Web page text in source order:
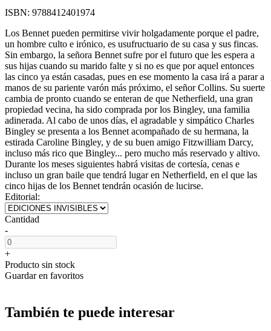
ISBN: 9788412401974
Los Bennet pueden permitirse vivir holgadamente porque el padre,
un hombre culto e irónico, es usufructuario de su casa y sus fincas.
Sin embargo, la señora Bennet sufre por el futuro que les espera a
sus hijas cuando su marido falte y si no es que por aquel entonces
las cinco ya están casadas, pues en ese momento la casa irá a parar a
manos de su pariente varón más próximo, el señor Collins. Su suerte
cambia de pronto cuando se enteran de que Netherfield, una gran
propiedad vecina, ha sido comprada por los Bingley, una familia
adinerada. Al cabo de unos días, el agradable y simpático Charles
Bingley se presenta a los Bennet acompañado de su hermana, la
estirada Caroline Bingley, y de su buen amigo Fitzwilliam Darcy,
incluso más rico que Bingley... pero mucho más reservado y altivo.
Durante los meses siguientes habrá visitas de cortesía, cenas e
incluso un gran baile que tendrá lugar en Netherfield, en el que las
cinco hijas de los Bennet tendrán ocasión de lucirse.
Editorial:
Cantidad
-
+
Producto sin stock
Guardar en favoritos
También te puede interesar